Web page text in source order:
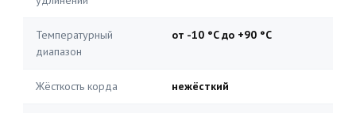
Температурный
диапазон
от -10 °C до +90 °C
Жёсткость корда нежёсткий